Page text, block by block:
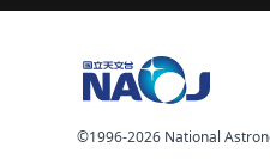
©️1996-2026 National